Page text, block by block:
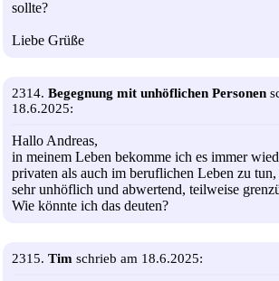
sollte?
Liebe Grüße
2314. Begegnung mit unhöflichen Personen
18.6.2025:
Hallo Andreas,
in meinem Leben bekomme ich es immer
privaten als auch im beruflichen Leben zu
sehr unhöflich und abwertend, teilweise
Wie könnte ich das deuten?
2315. Tim schrieb am 18.6.2025: